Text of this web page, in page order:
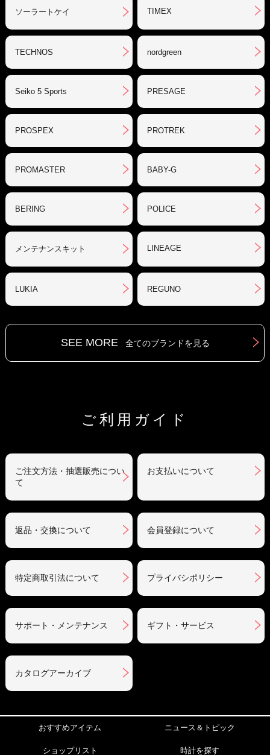
ソーラートケイ TIMEX
TECHNOS nordgreen
Seiko 5 Sports PRESAGE
PROSPEX PROTREK
PROMASTER BABY-G
BERING POLICE
メンテナンスキット LINEAGE
LUKIA REGUNO
SEE MORE 全てのブランドを見る
ご利用ガイド
ご注文方法・抽選販売につい
て
お支払いについて
返品・交換について 会員登録について
特定商取引法について プライバシポリシー
サポート・メンテナンス ギフト・サービス
カタログアーカイブ
おすすめアイテム ニュース＆トピック
ショップリスト 時計を探す